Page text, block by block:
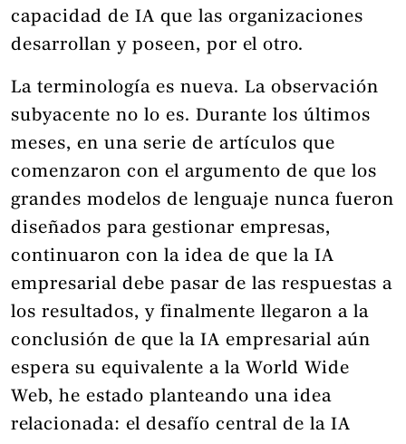
capacidad de IA que las organizaciones
desarrollan y poseen, por el otro.
La terminología es nueva. La observación
subyacente no lo es. Durante los últimos
meses, en una serie de artículos que
comenzaron con el argumento de que los
grandes modelos de lenguaje nunca fueron
diseñados para gestionar empresas,
continuaron con la idea de que la IA
empresarial debe pasar de las respuestas a
los resultados, y finalmente llegaron a la
conclusión de que la IA empresarial aún
espera su equivalente a la World Wide
Web, he estado planteando una idea
relacionada: el desafío central de la IA